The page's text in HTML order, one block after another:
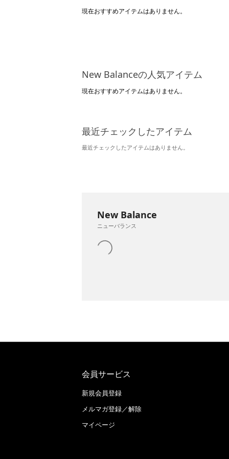
現在おすすめアイテムはありません。
New Balanceの人気アイテム
現在おすすめアイテムはありません。
最近チェックしたアイテム
最近チェックしたアイテムはありません。
New Balance
ニューバランス
会員サービス
新規会員登録
メルマガ登録／解除
マイページ